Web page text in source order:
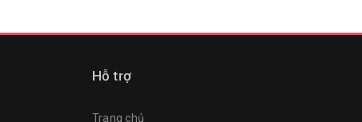
Hỗ trợ
Trang chủ